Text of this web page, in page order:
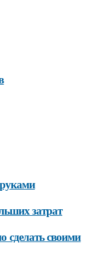
затрат
сделать своими